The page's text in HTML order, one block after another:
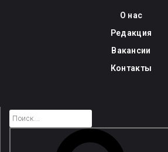
О нас
Редакция
Вакансии
Контакты